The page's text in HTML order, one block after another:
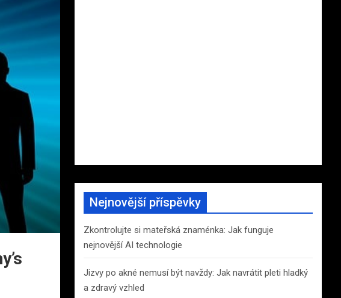
Nejnovější příspěvky
Zkontrolujte si mateřská znaménka: Jak funguje
nejnovější AI technologie
Jizvy po akné nemusí být navždy: Jak navrátit pleti hladký
a zdravý vzhled